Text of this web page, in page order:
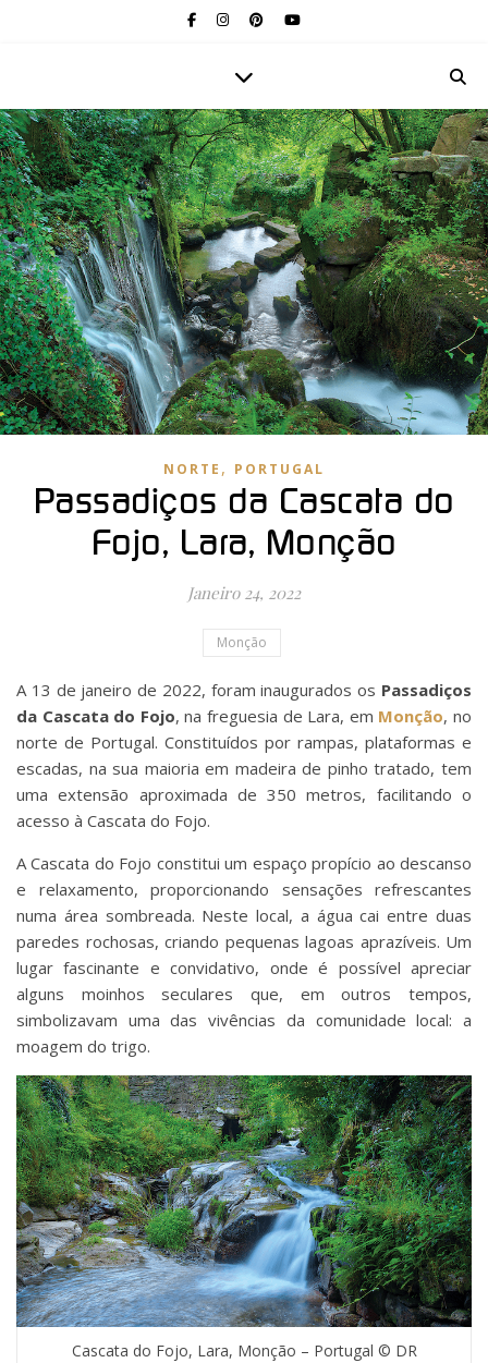
NORTE , PORTUGAL
Passadiços da Cascata do
Fojo, Lara, Monção
Janeiro 24, 2022
Monção
A 13 de janeiro de 2022, foram inaugurados os Passadiços
da Cascata do Fojo, na freguesia de Lara, em Monção, no
norte de Portugal. Constituídos por rampas, plataformas e
escadas, na sua maioria em madeira de pinho tratado, tem
uma extensão aproximada de 350 metros, facilitando o
acesso à Cascata do Fojo.
A Cascata do Fojo constitui um espaço propício ao descanso
e relaxamento, proporcionando sensações refrescantes
numa área sombreada. Neste local, a água cai entre duas
paredes rochosas, criando pequenas lagoas aprazíveis. Um
lugar fascinante e convidativo, onde é possível apreciar
alguns moinhos seculares que, em outros tempos,
simbolizavam uma das vivências da comunidade local: a
moagem do trigo.
Cascata do Fojo, Lara, Monção – Portugal © DR